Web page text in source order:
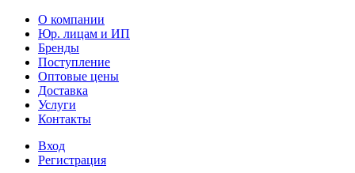
О компании
Юр. лицам и ИП
Бренды
Поступление
Оптовые цены
Доставка
Услуги
Контакты
Вход
Регистрация